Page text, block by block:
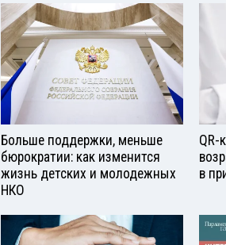
Больше поддержки, меньше
бюрократии: как изменится
жизнь детских и молодежных
НКО
QR-
в